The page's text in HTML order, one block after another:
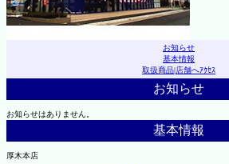
お知らせ
基本情報
取扱商品|店舗へｱｸｾｽ
お知らせ
お知らせはありません。
基本情報
厚木本店